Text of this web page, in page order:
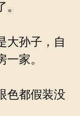
大孙子，自
家。
色都假装没